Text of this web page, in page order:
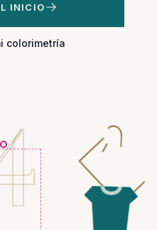
INICIO
colorimetría